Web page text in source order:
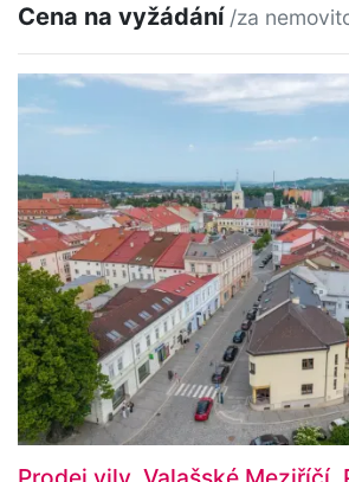
Cena na vyžádání /za